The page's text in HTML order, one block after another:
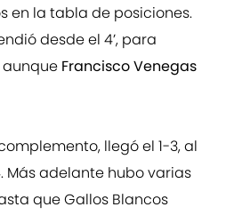
en la tabla de posiciones.
desde el 4’, para
aunque Francisco Venegas
llegó el 1-3, al
Más adelante hubo varias
que Gallos Blancos